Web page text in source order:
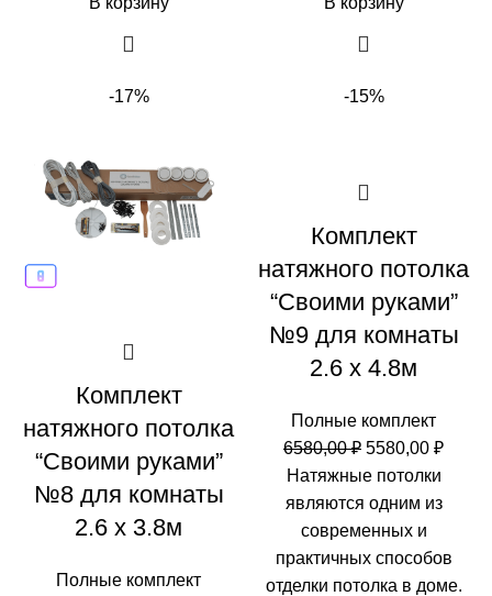
-17%
Комплект
натяжного потолка
“Своими руками”
№8 для комнаты
2.6 х 3.8м
Полные комплект
-15%
Комплект
натяжного потолка
“Своими руками”
№9 для комнаты
2.6 х 4.8м
Полные комплект
6580,00₽
цена
составляла
6580,00 ₽.
5580,00 ₽
Натяжные потолки
являются одним из
современных и
практичных способов
отделки потолка в доме.